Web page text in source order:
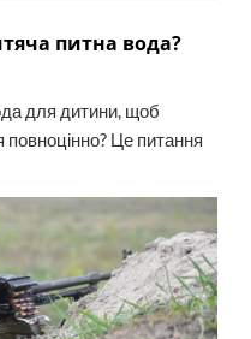
питна вода?
для дитини, щоб
Це питання